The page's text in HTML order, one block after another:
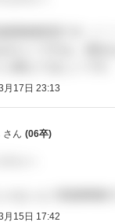
療事務希望です（
月17日 23:13
さん (06卒)
月15日 17:42